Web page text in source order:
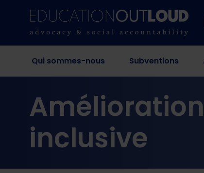
Qui sommes-nous Subventions
inclusive